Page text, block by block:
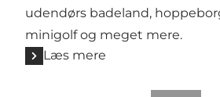
udendørs badeland,
minigolf og meget mere.
Læs mere